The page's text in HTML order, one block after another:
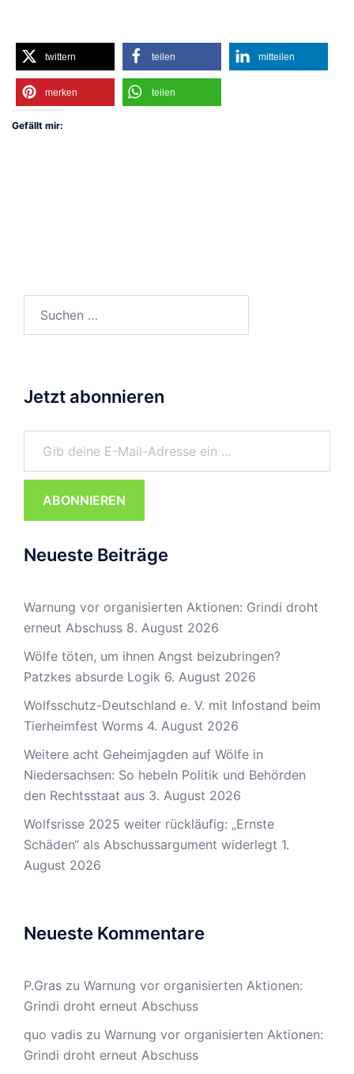
twittern teilen mitteilen
merken teilen
Gefällt mir:
nach:
Jetzt abonnieren
Gib deine E-Mail-Adresse ein ...
ABONNIEREN
Neueste Beiträge
Warnung vor organisierten Aktionen: Grindi droht
erneut Abschuss 8. August 2026
Wölfe töten, um ihnen Angst beizubringen?
Patzkes absurde Logik 6. August 2026
Wolfsschutz-Deutschland e. V. mit Infostand beim
Tierheimfest Worms 4. August 2026
Weitere acht Geheimjagden auf Wölfe in
Niedersachsen: So hebeln Politik und Behörden
den Rechtsstaat aus 3. August 2026
Wolfsrisse 2025 weiter rückläufig: „Ernste
Schäden“ als Abschussargument widerlegt 1.
August 2026
Neueste Kommentare
P.Gras zu Warnung vor organisierten Aktionen:
Grindi droht erneut Abschuss
quo vadis zu Warnung vor organisierten Aktionen:
Grindi droht erneut Abschuss